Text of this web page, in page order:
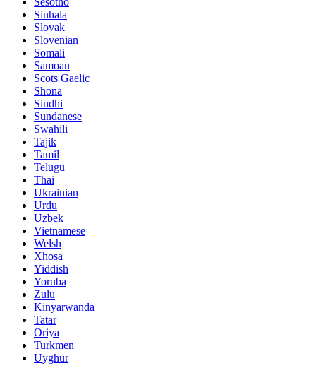
Sinhala
Slovak
Slovenian
Somali
Samoan
Scots Gaelic
Shona
Sindhi
Sundanese
Swahili
Tajik
Tamil
Telugu
Thai
Ukrainian
Urdu
Uzbek
Vietnamese
Welsh
Xhosa
Yiddish
Yoruba
Zulu
Kinyarwanda
Tatar
Oriya
Turkmen
Uyghur